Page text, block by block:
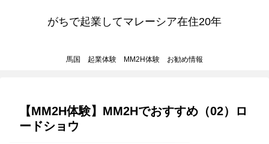
がちで起業してマレーシア在住20年
馬国 起業体験 MM2H体験 お勧め情報
【MM2H体験】MM2Hでおすすめ（02）ロ
ードショウ